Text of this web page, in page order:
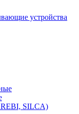
устройства
SILCA)